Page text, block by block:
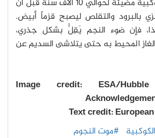
تبقى السدم الكوكبية مضيئة لحوالي 10 آلاف سنة قبل أن
بالبرود والتقلص ليصبح قزماً أبيض.
فإن ضوء النجم يَقِلُّ بشكل جذري،
المحيط به حتى يتلاشى السديم عن
Image credit: ESA/
Text credit:
#موت النجوم